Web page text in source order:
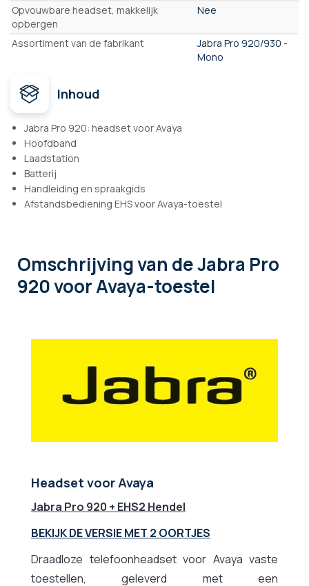
Opvouwbare headset, makkelijk
opbergen
Nee
Assortiment van de fabrikant
Jabra Pro 920/930 -
Mono
Inhoud
Jabra Pro 920: headset voor Avaya
Hoofdband
Laadstation
Batterij
Handleiding en spraakgids
Afstandsbediening EHS voor Avaya-toestel
Omschrijvingvan de Jabra Pro
920 voor Avaya-toestel
Headset voor Avaya
Jabra Pro 920 + EHS2 Hendel
BEKIJK DE VERSIE MET 2 OORTJES
Draadloze telefoonheadset voor Avaya vaste
toestellen, geleverd met een